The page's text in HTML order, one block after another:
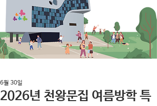
2026년 천왕문집 여름방학 특
6월 30일